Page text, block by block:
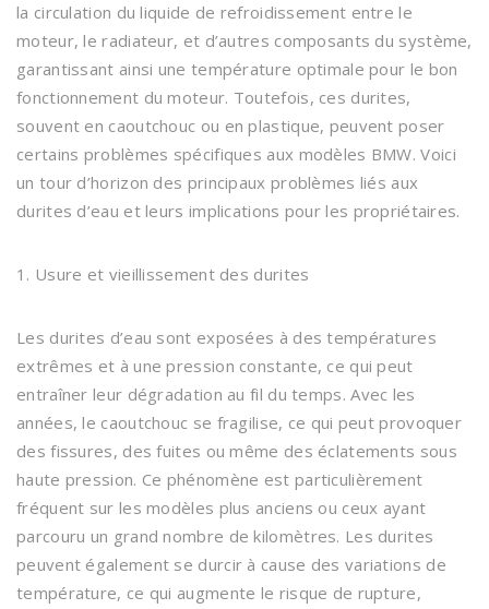
la circulation du liquide de refroidissement entre le
moteur, le radiateur, et d’autres composants du système,
garantissant ainsi une température optimale pour le bon
fonctionnement du moteur. Toutefois, ces durites,
souvent en caoutchouc ou en plastique, peuvent poser
certains problèmes spécifiques aux modèles BMW. Voici
un tour d’horizon des principaux problèmes liés aux
durites d’eau et leurs implications pour les propriétaires.
1. Usure et vieillissement des durites
Les durites d’eau sont exposées à des températures
extrêmes et à une pression constante, ce qui peut
entraîner leur dégradation au fil du temps. Avec les
années, le caoutchouc se fragilise, ce qui peut provoquer
des fissures, des fuites ou même des éclatements sous
haute pression. Ce phénomène est particulièrement
fréquent sur les modèles plus anciens ou ceux ayant
parcouru un grand nombre de kilomètres. Les durites
peuvent également se durcir à cause des variations de
température, ce qui augmente le risque de rupture,